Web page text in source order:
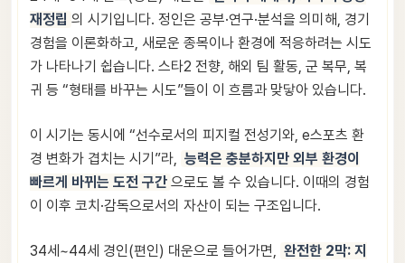
재정립 의 시기입니다. 정인은 공부·연구·분석을 의미해, 경기
경험을 이론화하고, 새로운 종목이나 환경에 적응하려는 시도
가 나타나기 쉽습니다. 스타2 전향, 해외 팀 활동, 군 복무, 복
귀 등 “형태를 바꾸는 시도”들이 이 흐름과 맞닿아 있습니다.
이 시기는 동시에 “선수로서의 피지컬 전성기와, e스포츠 환
경 변화가 겹치는 시기”라, 능력은 충분하지만 외부 환경이
빠르게 바뀌는 도전 구간 으로도 볼 수 있습니다. 이때의 경험
이 이후 코치·감독으로서의 자산이 되는 구조입니다.
34세~44세 경인(편인) 대운으로 들어가면, 완전한 2막: 지